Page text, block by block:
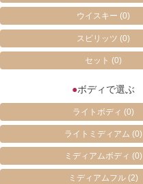
ウイスキー(0)
スピリッツ(0)
セット(0)
●ボディで選ぶ
ライトボディ(0)
ライトミディアム(0)
ミディアムボディ(0)
ミディアムフル(2)